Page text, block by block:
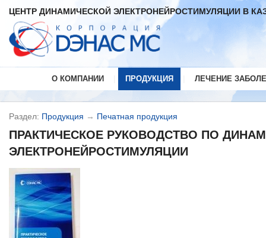
ЦЕНТР ДИНАМИЧЕСКОЙ ЭЛЕКТРОНЕЙРОСТИМУЛЯЦИИ В
О КОМПАНИИ ПРОДУКЦИЯ ЛЕЧЕНИЕ
Раздел: Продукция → Печатная продукция
ПРАКТИЧЕСКОЕ РУКОВОДСТВО ПО
ЭЛЕКТРОНЕЙРОСТИМУЛЯЦИИ